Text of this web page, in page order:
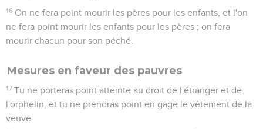
16 On ne fera point mourir les pères pour les enfants, et l'on
ne fera point mourir les enfants pour les pères ; on fera
mourir chacun pour son péché.
Mesures en faveur des pauvres
17 Tu ne porteras point atteinte au droit de l'étranger et de
l'orphelin, et tu ne prendras point en gage le vêtement de la
veuve.